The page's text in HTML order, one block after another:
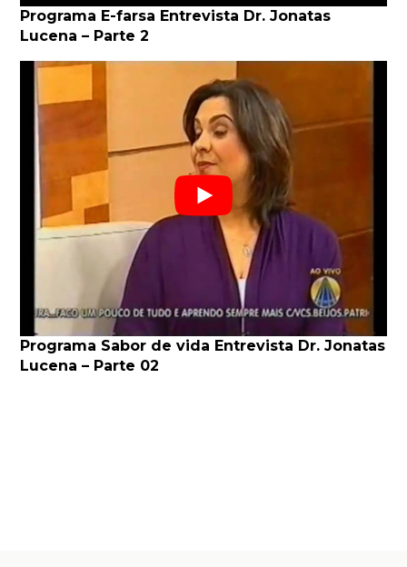
Programa E-farsa Entrevista Dr. Jonatas
Lucena – Parte 2
Programa Sabor de vida Entrevista Dr. Jonatas
Lucena – Parte 02